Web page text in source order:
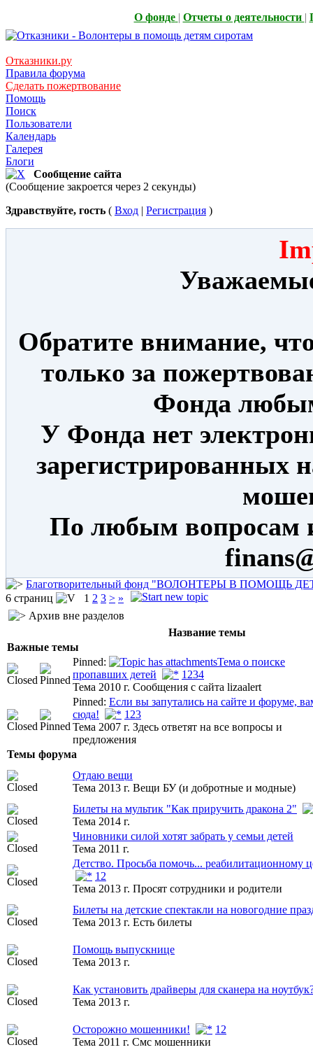
О фонде | Отчеты о деятельности |
Отказники.ру
Правила форума
Сделать пожертвование
Помощь
Поиск
Пользователи
Календарь
Галерея
Блоги
Сообщение сайта
(Сообщение закроется через 2 секунды)
Здравствуйте, гость ( Вход | Регистрация )
Обратите внимание,
только за
Фонда
У Фонда нет
зарегистрированных
По любым вопросам
Благотворительный фонд "ВОЛОНТЕРЫ В ПОМОЩЬ
6 страниц
1 2 3 > »
Архив вне разделов
Название темы
Важные темы
Pinned:
Тема о поиске
пропавших детей
1 234
Тема 2010 г. Сообщения с сайта lizaalert
Pinned: Если вы запутались на сайте и форуме,
сюда!
1 23
Тема 2007 г. Здесь ответят на все вопросы и
предложения
Темы форума
Отдаю вещи
Тема 2013 г. Вещи БУ (и добротные и модные)
Билеты на мультик "Как приручить дракона 2"
Тема 2014 г.
Чиновники силой хотят забрать у семьи детей
Тема 2011 г.
Детство. Просьба помочь... реабилитационному
1 2
Тема 2013 г. Просят сотрудники и родители
Билеты на детские спектакли на новогодние
Тема 2013 г. Есть билеты
Помощь выпускнице
Тема 2013 г.
Как установить драйверы для сканера на
Тема 2013 г.
Осторожно мошенники! 1 2
Тема 2011 г. Смс мошенники